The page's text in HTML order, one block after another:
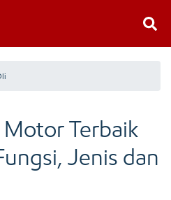
Terbaik
Jenis dan